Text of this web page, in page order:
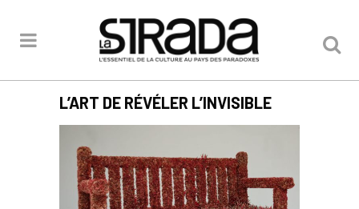
L’ART DE RÉVÉLER L’INVISIBLE